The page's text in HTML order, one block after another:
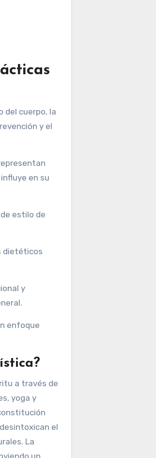
del cuerpo, la
y el
en su
estilo de
dietéticos
y
enfoque
a través de
yoga y
el
La
un